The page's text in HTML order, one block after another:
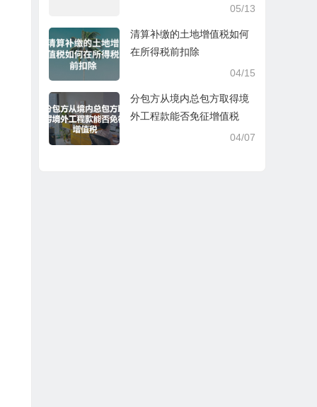
05/13
清算补缴的土地增值税如何
在所得税前扣除
04/15
分包方从境内总包方取得境
外工程款能否免征增值税
04/07